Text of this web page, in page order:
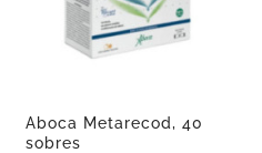
Aboca Metarecod, 40
sobres